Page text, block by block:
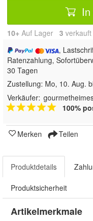
10+ Auf Lager 3 verkauft
,
Ratenzahlung,
30 Tagen
Zustellung: Mo, 10. Aug.
Verkäufer:
100%
Merken Teilen
Produktdetails
Produktsicherheit
Artikelmerkmale